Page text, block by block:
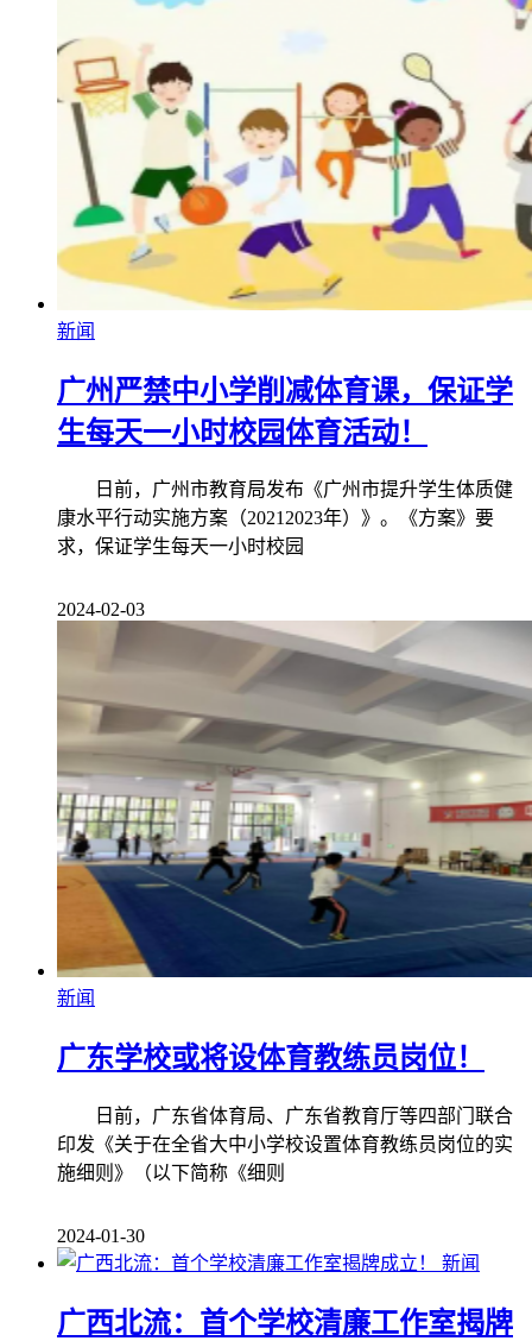
新闻
广州严禁中小学削减体育课，保证学
生每天一小时校园体育活动！
日前，广州市教育局发布《广州市提升学生体质健
康水平行动实施方案（20212023年）》。《方案》要
求，保证学生每天一小时校园
2024-02-03
新闻
广东学校或将设体育教练员岗位！
日前，广东省体育局、广东省教育厅等四部门联合
印发《关于在全省大中小学校设置体育教练员岗位的实
施细则》（以下简称《细则
2024-01-30
新闻
广西北流：首个学校清廉工作室揭牌